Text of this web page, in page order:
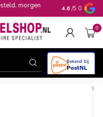
morgen 10+jaar
4.6 /5.0
0
HDD/SSD en overige drives